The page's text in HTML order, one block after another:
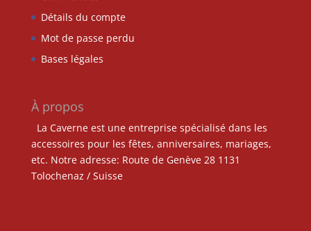
Détails du compte
Mot de passe perdu
Bases légales
À propos
La Caverne est une entreprise spécialisé dans les
accessoires pour les fêtes, anniversaires, mariages,
etc. Notre adresse: Route de Genève 28 1131
Tolochenaz / Suisse